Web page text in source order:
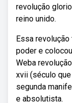
revolução
reino unido.
Essa
poder e
Weba
xvii (século
segunda
e absolutista.